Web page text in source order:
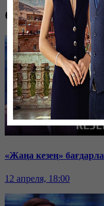
Соңғы
«Жаңа кезең»
12 апреля, 18:00